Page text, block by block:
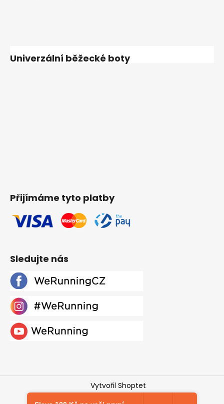
Univerzální běžecké boty
Přijímáme tyto platby
Sledujte nás
Vytvořil Shoptet
Copyright 2026
Werunning.cz